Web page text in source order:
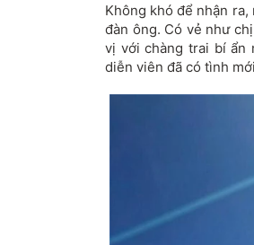
Không khó để nhận
đàn ông. Có vẻ như
vị với chàng trai bí ẩn
diễn viên đã có tình